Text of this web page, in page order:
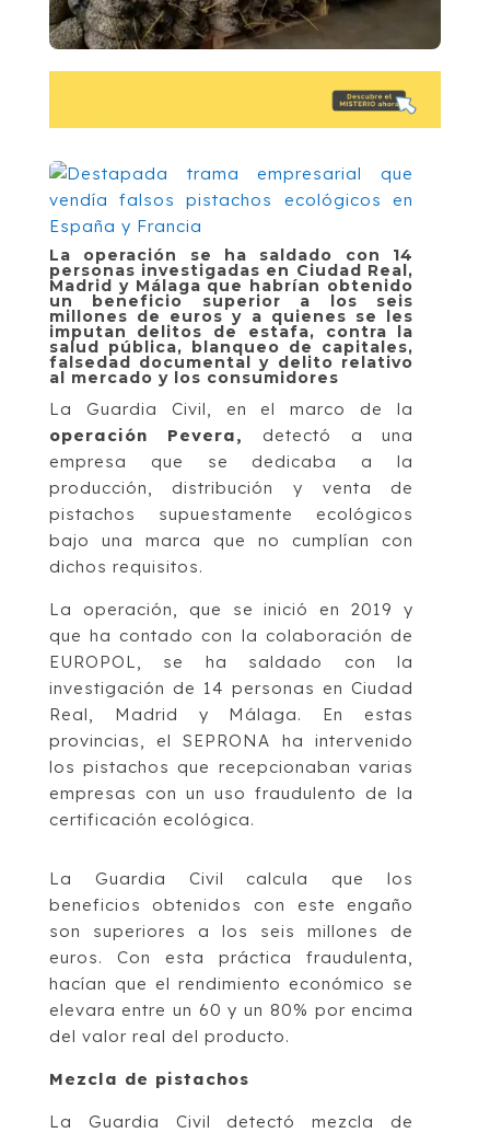
La operación se ha saldado con 14
personas investigadas en Ciudad Real,
Madrid y Málaga que habrían obtenido
un beneficio superior a los seis
millones de euros y a quienes se les
imputan delitos de estafa, contra la
salud pública, blanqueo de capitales,
falsedad documental y delito relativo
al mercado y los consumidores
La Guardia Civil, en el marco de la
operación Pevera,
detectó a una
empresa que se dedicaba a la
producción, distribución y venta de
pistachos supuestamente ecológicos
bajo una marca que no cumplían con
dichos requisitos.
La operación, que se inició en 2019 y
que ha contado con la colaboración de
EUROPOL, se ha saldado con la
investigación de 14 personas en Ciudad
Real, Madrid y Málaga. En estas
provincias, el SEPRONA ha intervenido
los pistachos que recepcionaban varias
empresas con un uso fraudulento de la
certificación ecológica.
La Guardia Civil calcula que los
beneficios obtenidos con este engaño
son superiores a los seis millones de
euros. Con esta práctica fraudulenta,
hacían que el rendimiento económico se
elevara entre un 60 y un 80% por encima
del valor real del producto.
Mezcla de pistachos
La Guardia Civil detectó mezcla de